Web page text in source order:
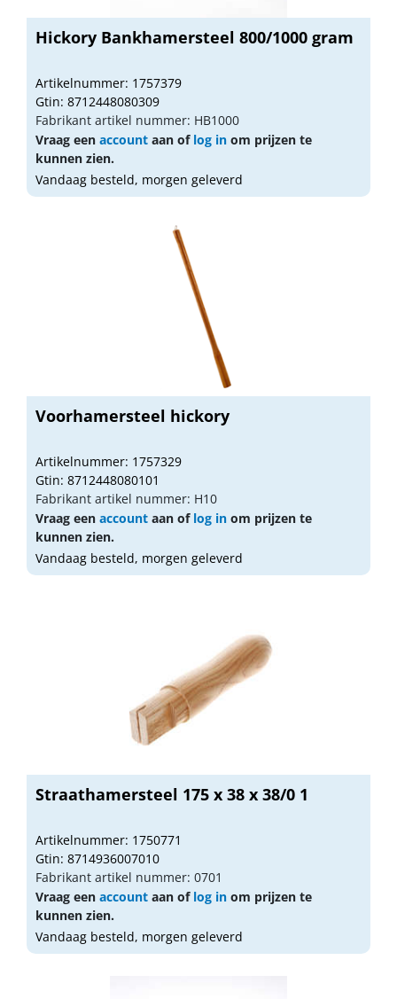
Hickory Bankhamersteel 800/1000 gram
Artikelnummer: 1757379
Gtin: 8712448080309
Fabrikant artikel nummer: HB1000
Vraag een account aan of log in om prijzen te
kunnen zien.
Vandaag besteld, morgen geleverd
Voorhamersteel hickory
Artikelnummer: 1757329
Gtin: 8712448080101
Fabrikant artikel nummer: H10
Vraag een account aan of log in om prijzen te
kunnen zien.
Vandaag besteld, morgen geleverd
Straathamersteel 175 x 38 x 38/0 1
Artikelnummer: 1750771
Gtin: 8714936007010
Fabrikant artikel nummer: 0701
Vraag een account aan of log in om prijzen te
kunnen zien.
Vandaag besteld, morgen geleverd